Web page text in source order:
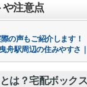
注意点
の声もご紹介します！
舟駅周辺の住みやすさ
は？宅配ボック